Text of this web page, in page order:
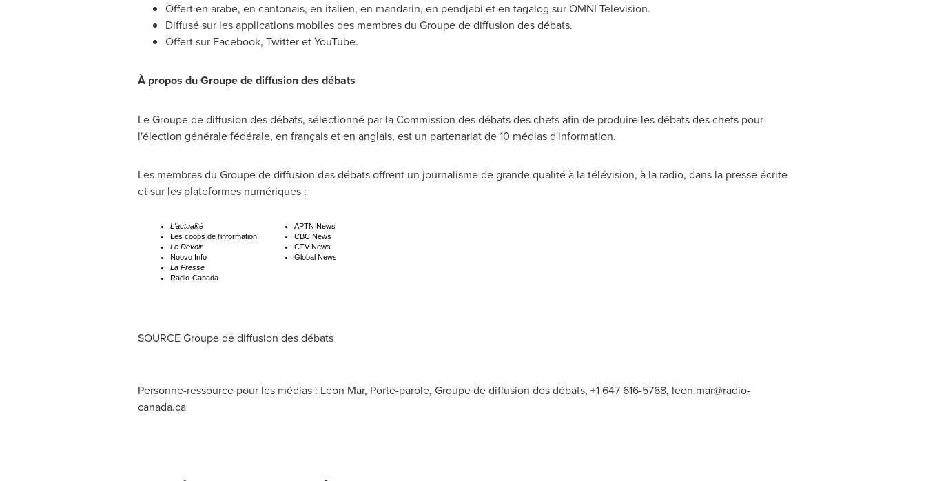
Offert en arabe, en cantonais, en italien, en mandarin, en pendjabi et en tagalog sur OMNI Television.
Diffusé sur les applications mobiles des membres du Groupe de diffusion des débats.
Offert sur Facebook, Twitter et YouTube.
À propos du Groupe de diffusion des débats
Le Groupe dediffusion des débats, sélectionné par la Commission des débats des chefs afin de produire les débats des chefs pour
l'élection générale fédérale, en français et en anglais, est un partenariat de 10 médias d'information.
Les membres du Groupe de diffusion des débats offrent un journalisme de grande qualité à la télévision, à la radio, dans la presse écrite
et sur les plateformes numériques :
L'actualité
Les coops de l'information
Le Devoir
Noovo Info
La Presse
Radio-Canada
APTN News
CBC News
CTV News
Global News
SOURCE Groupe de diffusion des débats
Personne-ressource pour les médias : Leon Mar, Porte-parole, Groupe de diffusion des débats, +1 647 616-5768, leon.mar@radio-
canada.ca